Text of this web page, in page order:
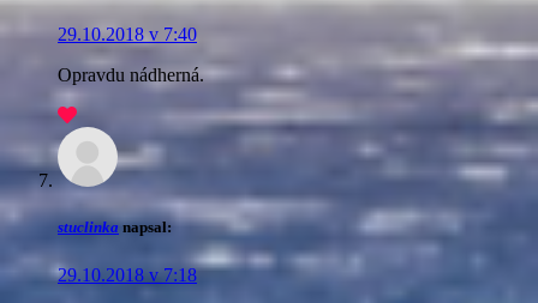
29.10.2018 v 7:40
Opravdu nádherná.
stuclinka napsal:
29.10.2018 v 7:18